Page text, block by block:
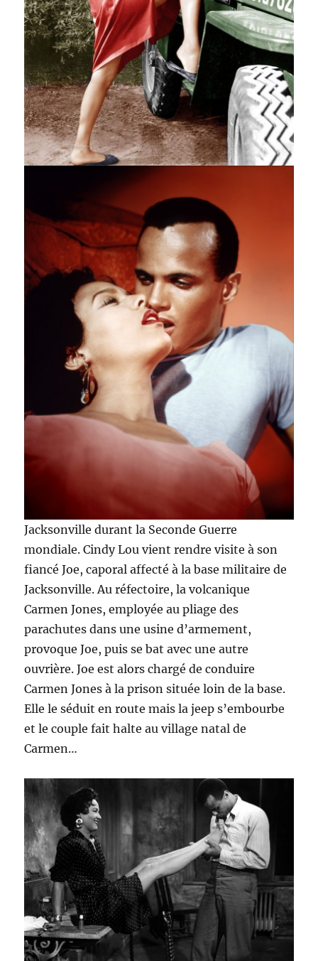
Jacksonville durant la Seconde Guerre
mondiale. Cindy Lou vient rendre visite à son
fiancé Joe, caporal affecté à la base militaire de
Jacksonville. Au réfectoire, la volcanique
Carmen Jones, employée au pliage des
parachutes dans une usine d’armement,
provoque Joe, puis se bat avec une autre
ouvrière. Joe est alors chargé de conduire
Carmen Jones à la prison située loin de la base.
Elle le séduit en route mais la jeep s’embourbe
et le couple fait halte au village natal de
Carmen…